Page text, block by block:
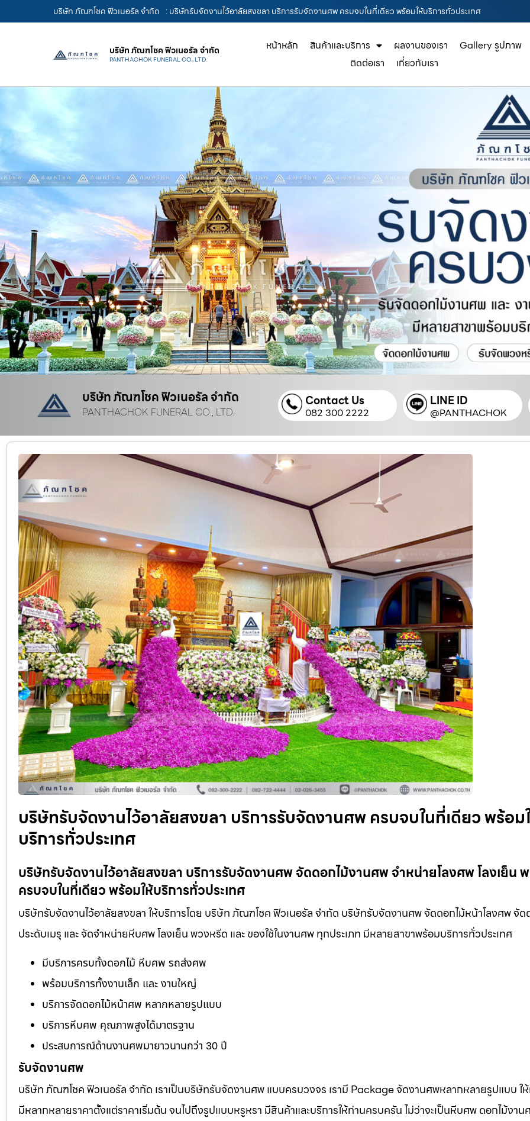
บริษัท ภัณฑโชค ฟิวเนอรัล จำกัด : บริษัทรับจัดงานไว้อาลัยสงขลา บริการรับจัดงานศพ ครบจบในที่เดียว พร้อมให้บริการทั่วประเทศ
บริษัท ภัณฑโชค ฟิวเนอรัล จำกัด
PANTHACHOK FUNERAL CO., LTD.
หน้าหลัก สินค้าและบริการ ผลงานของเรา
Gallery รูปภาพ
ติดต่อเรา
เกี่ยวกับเรา
บริษัท ภัณฑโชค ฟิวเนอรัล จำกัด
PANTHACHOK FUNERAL CO., LTD.
Contact Us
082 300 2222
LINE ID
@PANTHACHOK
บริษัทรับจัดงานไว้อาลัยสงขลา บริการรับจัดงานศพ ครบจบในที่เดียว พร้อม
บริการทั่วประเทศ
บริษัทรับจัดงานไว้อาลัยสงขลา บริการรับจัดงานศพ จัดดอกไม้งานศพ จำหน่ายโลงศพ โลงเย็น
ครบจบในที่เดียว พร้อมให้บริการทั่วประเทศ
บริษัทรับจัดงานไว้อาลัยสงขลา ให้บริการโดย บริษัท ภัณฑโชค ฟิวเนอรัล จำกัด บริษัทรับจัดงานศพ จัดดอกไม้หน้าโลงศพ จัด
ประดับเมรุ และ จัดจำหน่ายหีบศพ โลงเย็น พวงหรีด และ ของใช้ในงานศพ ทุกประเภท มีหลายสาขาพร้อมบริการทั่วประเทศ
มีบริการครบทั้งดอกไม้ หีบศพ รถส่งศพ
พร้อมบริการทั้งงานเล็ก และ งานใหญ่
บริการจัดดอกไม้หน้าศพ หลากหลายรูปแบบ
บริการหีบศพ คุณภาพสูงได้มาตรฐาน
ประสบการณ์ด้านงานศพมายาวนานกว่า 30 ปี
รับจัดงานศพ
บริษัท ภัณฑโชค ฟิวเนอรัล จำกัด เราเป็นบริษัทรับจัดงานศพ แบบครบวงจร เรามี Package จัดงานศพหลากหลายรูปแบบ ใ
มีหลากหลายราคาตั้งแต่ราคาเริ่มต้น จนไปถึงรูปแบบหรูหรา มีสินค้าและบริการให้ท่านครบครัน ไม่ว่าจะเป็นหีบศพ ดอกไม้งา